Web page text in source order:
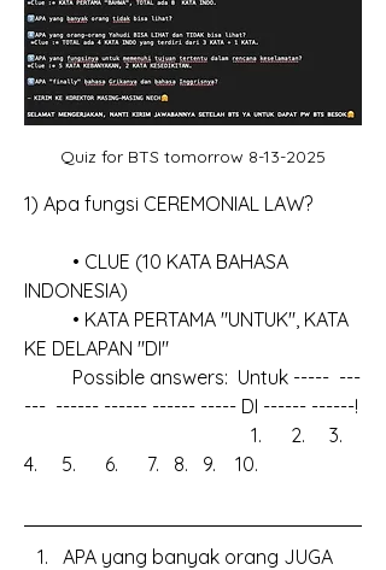
Quiz for BTS tomorrow 8-13-2025
1) Apa fungsi CEREMONIAL LAW?
INDONESIA)
KE DELAPAN "DI"
---  ------ ------ ------ ----- DI ------ ------!
4.     5.      6.      7.   8.   9.    10.
APA yang banyak orang JUGA